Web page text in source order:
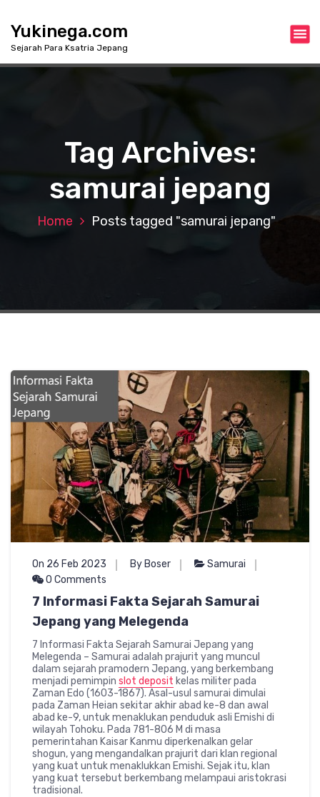
t
Yukinega.com
Sejarah Para Ksatria Jepang
Tag Archives:
samurai jepang
Home Posts tagged "samurai jepang"
On 26 Feb 2023 By Boser
Samurai
0 Comments
7 Informasi Fakta Sejarah Samurai
Jepang yang Melegenda
7 Informasi Fakta Sejarah Samurai Jepang yang
Melegenda – Samurai adalah prajurit yang muncul
dalam sejarah pramodern Jepang, yang berkembang
menjadi pemimpin slot deposit kelas militer pada
Zaman Edo (1603-1867). Asal-usul samurai dimulai
pada Zaman Heian sekitar akhir abad ke-8 dan awal
abad ke-9, untuk menaklukan penduduk asli Emishi di
wilayah Tohoku. Pada 781-806 M di masa
pemerintahan Kaisar Kanmu diperkenalkan gelar
shogun, yang mengandalkan prajurit dari klan regional
yang kuat untuk menaklukkan Emishi. Sejak itu, klan
yang kuat tersebut berkembang melampaui aristokrasi
tradisional.